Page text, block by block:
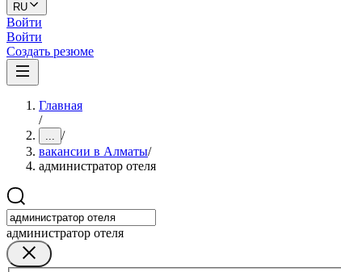
RU
Войти
Войти
Создать резюме
Главная
/
... /
вакансии в Алматы/
администратор отеля
администратор отеля